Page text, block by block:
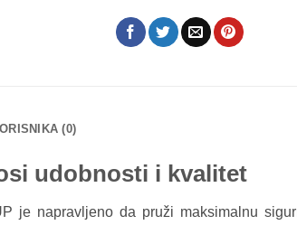
(0)
udobnosti i kvalitet
je napravljeno da pruži maksimalnu